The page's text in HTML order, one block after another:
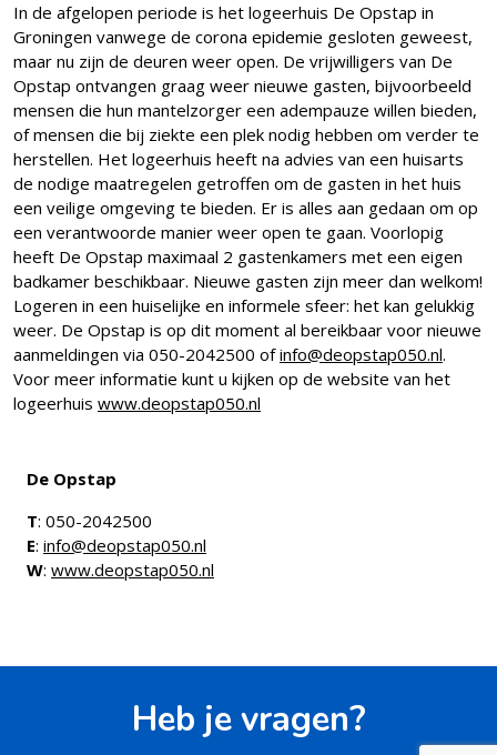
In de afgelopen periode is het logeerhuis De Opstap in
Groningen vanwege de corona epidemie gesloten geweest,
maar nu zijn de deuren weer open. De vrijwilligers van De
Opstap ontvangen graag weer nieuwe gasten, bijvoorbeeld
mensen die hun mantelzorger een adempauze willen bieden,
of mensen die bij ziekte een plek nodig hebben om verder te
herstellen. Het logeerhuis heeft na advies van een huisarts
de nodige maatregelen getroffen om de gasten in het huis
een veilige omgeving te bieden. Er is alles aan gedaan om op
een verantwoorde manier weer open te gaan. Voorlopig
heeft De Opstap maximaal 2 gastenkamers met een eigen
badkamer beschikbaar. Nieuwe gasten zijn meer dan welkom!
Logeren in een huiselijke en informele sfeer: het kan gelukkig
weer. De Opstap is op dit moment al bereikbaar voor nieuwe
aanmeldingen via 050-2042500 ofinfo@deopstap050.nl.
Voor meer informatie kunt u kijken op de website van het
logeerhuis www.deopstap050.nl
De Opstap
T: 050-2042500
E: info@deopstap050.nl
W: www.deopstap050.nl
Heb je vragen?